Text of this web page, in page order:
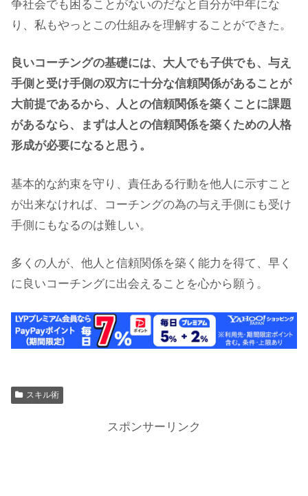
争社会でも困ることがないのだなと自分が中年にな
り、私もやっとこの仕組みを理解することができた。
良いコーチングの基礎には、大人でも子供でも、与え
手側と受け手側の双方に十分な信頼関係があることが
大前提であるから、人との信頼関係を築くことに課題
があるなら、まずは人との信頼関係を築くための人格
形成が必要になると思う。
基本的な約束を守り、責任ある行動を他人に示すこと
が出来なければ、コーチングの為の与え手側にも受け
手側にもなるのは難しい。
多くの人が、他人と信頼関係を築く能力を得て、早く
に良いコーチングに出会えることを心から願う。
スキル術
スポンサーリンク